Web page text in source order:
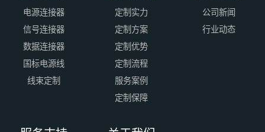
电源连接器
信号连接器
数据连接器
国标电源线
线束定制
定制实力
定制方案
定制优势
定制流程
服务案例
定制保障
公司新闻
行业动态